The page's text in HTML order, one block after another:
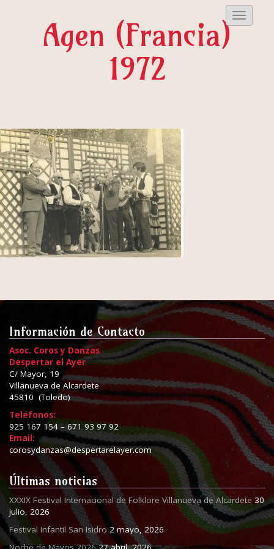
Menu
Agen (Francia)
1972
Información de Contacto
Asoc. Coros y Danzas
Despertar el Ayer
C/ Mayor, 19
Villanueva de Alcardete
45810 (Toledo)
Teléfonos:
925 167 154 – 671 93 97 92
Email:
corosydanzas@despertarelayer.com
Últimas noticias
XXXIX Festival Internacional de Folklore Villanueva de Alcardete 30
julio, 2026
Festival Infantil San Isidro 2 mayo, 2026